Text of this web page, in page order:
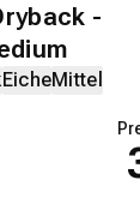
-
EicheMittel